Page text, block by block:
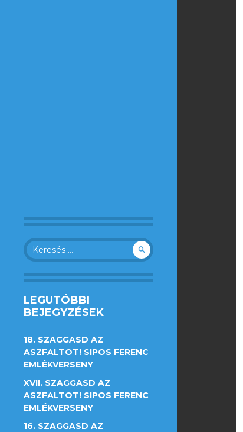
Keresés:
LEGUTÓBBI
BEJEGYZÉSEK
18. SZAGGASD AZ
ASZFALTOT! SIPOS FERENC
EMLÉKVERSENY
XVII. SZAGGASD AZ
ASZFALTOT! SIPOS FERENC
EMLÉKVERSENY
16. SZAGGASD AZ